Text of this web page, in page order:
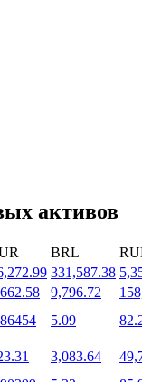
токенов
активов
BRL
331,587.38
9,796.72
5.09
3,083.64